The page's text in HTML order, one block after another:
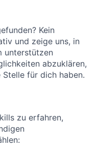
Kein
und zeige uns, in
unterstützen
abzuklären,
für dich haben.
zu erfahren,